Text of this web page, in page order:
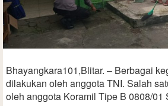
Bhayangkara101,Blitar. – Berbagai
dilakukan oleh anggota TNI. Salah
oleh anggota Koramil Tipe B 0808/01